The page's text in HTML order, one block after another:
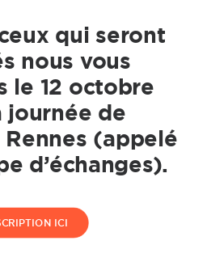
qui seront
nous vous
le 12 octobre
journée de
(appelé
d’échanges).
ICI